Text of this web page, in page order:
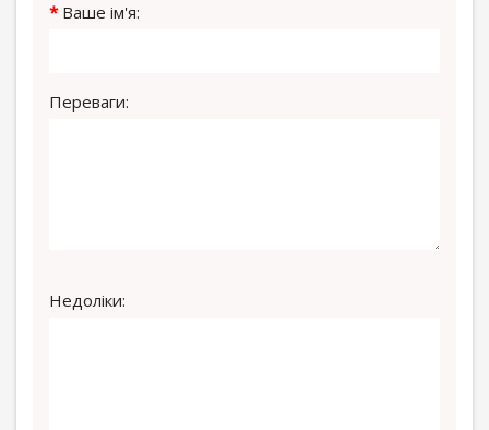
Ваше ім'я:
Переваги:
Недоліки: